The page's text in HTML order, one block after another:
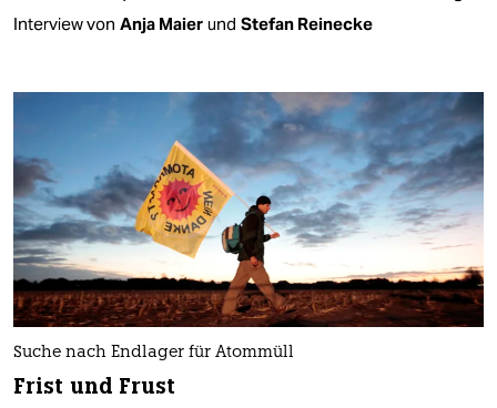
Interview von Anja Maier und Stefan Reinecke
Suche nach Endlager für Atommüll
Frist und Frust